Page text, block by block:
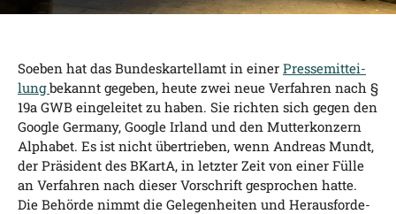
Soeben hat das Bun­des­kar­tell­amt in einer Pres­se­mit­tei­
lungbekannt gege­ben, heu­te zwei neue Ver­fah­ren nach §
19a GWB ein­ge­lei­tet zu haben. Sie rich­ten sich gegen den
Goog­le Ger­ma­ny, Goog­le Irland und den Mut­ter­kon­zern
Alpha­bet. Es ist nicht über­trie­ben, wenn Andre­as Mundt,
der Prä­si­dent des BKar­tA, in letz­ter Zeit von einer Fül­le
an Ver­fah­ren nach die­ser Vor­schrift gespro­chen hat­te.
Die Behör­de nimmt die Gele­gen­hei­ten und Her­aus­for­de­